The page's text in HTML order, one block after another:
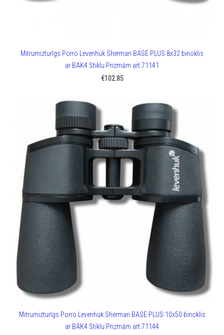
Mitrumizturīgs Porro Levenhuk Sherman BASE PLUS 8x32 binoklis
ar BAK4 Stiklu Prizmām art.71141
€102.85
Mitrumizturīgs Porro Levenhuk Sherman BASE PLUS 10x50 binoklis
ar BAK4 Stiklu Prizmām art.71144